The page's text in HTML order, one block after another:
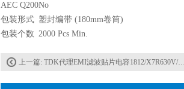
AEC Q200No
包装形式 塑封编带 (180mm卷筒)
包装个数 2000 Pcs Min.
上一篇: TDK代理EMI滤波贴片电容1812/X7R630V/100NF封装